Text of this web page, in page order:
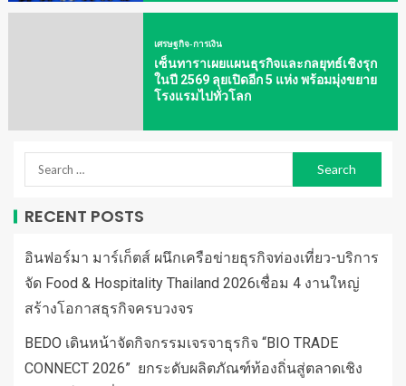
เศรษฐกิจ-การเงิน
เซ็นทาราเผยแผนธุรกิจและกลยุทธ์เชิงรุก
ในปี 2569 ลุยเปิดอีก 5 แห่ง พร้อมมุ่งขยาย
โรงแรมไปทั่วโลก
RECENT POSTS
อินฟอร์มา มาร์เก็ตส์ ผนึกเครือข่ายธุรกิจท่องเที่ยว-บริการ
จัด Food & Hospitality Thailand 2026เชื่อม 4 งานใหญ่
สร้างโอกาสธุรกิจครบวงจร
BEDO เดินหน้าจัดกิจกรรมเจรจาธุรกิจ “BIO TRADE
CONNECT 2026” ยกระดับผลิตภัณฑ์ท้องถิ่นสู่ตลาดเชิง